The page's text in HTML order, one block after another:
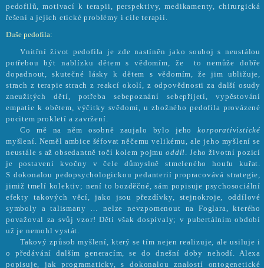
pedofilů, motivací k terapii, perspektivy, medikamenty, chirurgická
řešení a jejich etické problémy i cíle terapií.
Duše pedofila:
Vnitřní život pedofila je zde nastíněn jako souboj s neustálou
potřebou být nablízku dětem s vědomím, že
to nemůže dobře
dopadnout, skutečné lásky k dětem s vědomím, že jim ubližuje,
strach z terapie strach z reakcí okolí, z odpovědnosti za další osudy
zneužitých dětí, potřeba sebepoznání sebepřijetí, vypěstování
empatie k obětem, výčitky svědomí, u zbožného pedofila provázené
pocitem prokletí a zavržení.
Co mě na něm osobně zaujalo bylo jehokorporativistické
myšlení. Neměl ambice šéfovat něčemu velikému, ale jeho myšlení se
neustále s až obsedantně točí kolem pojmuoddíl. Jeho životní pozicí
je postavení kvočny v čele důmyslně stmeleného houfu kuřat.
S dokonalou pedopsychologickou pedanterií propracovává strategie,
jimiž tmelí kolektiv; není to bozděčné, sám popisuje psychosociální
efekty takových věcí, jako jsou přezdívky, stejnokroje, oddílové
symboly a talismany … nelze nevzpomenout na Foglara, kterého
považoval za svůj vzor! Děti však dospívaly; v pubertálním období
už je nemohl vystát.
Takový způsob myšlení, který se tím nejen realizuje, ale usiluje i
o předávání dalším generacím, se do dnešní doby nehodí. Alexa
popisuje, jak programaticky, s dokonalou znalostí ontogenetické